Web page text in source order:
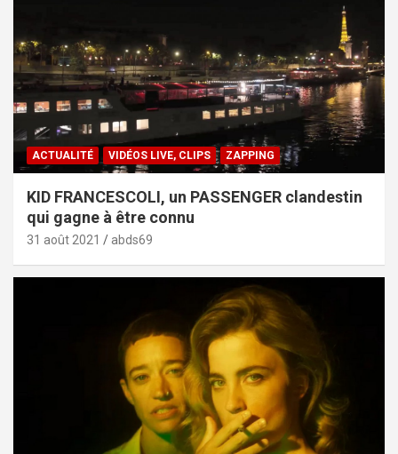
ACTUALITÉ VIDÉOS LIVE, CLIPS ZAPPING
KID FRANCESCOLI, un PASSENGER clandestin
qui gagne à être connu
31 août 2021 abds69